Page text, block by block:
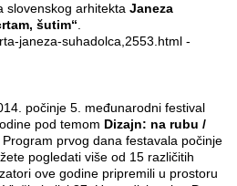
slovenskog arhitekta Janeza
šutim“
janeza-suhadolca,2553.html-
počinje 5. međunarodni festival
pod temom Dizajn: na rubu /
Program prvog dana festavala počinje
pogledati više od 15 različitih
ove godine pripremili u prostoru